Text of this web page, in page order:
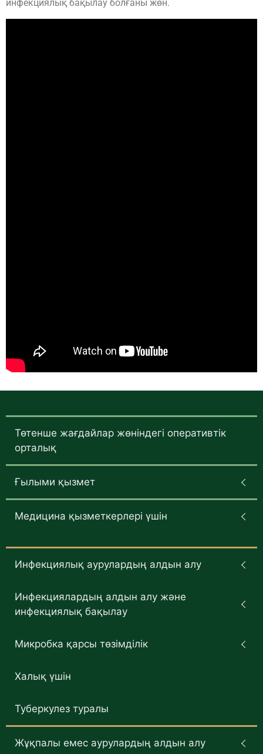
инфекциялық бақылау болғаны жөн.
Төтенше жағдайлар жөніндегі оперативтік
орталық
Ғылыми қызмет
Медицина қызметкерлері үшін
Инфекциялық аурулардың алдын алу
Инфекциялардың алдын алу және
инфекциялық бақылау
Микробка қарсы төзімділік
Халық үшін
Туберкулез туралы
Жұқпалы емес аурулардың алдын алу